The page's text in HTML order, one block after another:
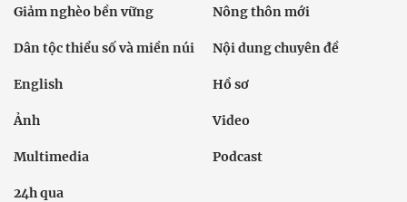
Giảm nghèo bền vững Nông thôn mới
Dân tộc thiểu số và miền núi Nội dung chuyên đề
English Hồ sơ
Ảnh Video
Multimedia Podcast
24h qua